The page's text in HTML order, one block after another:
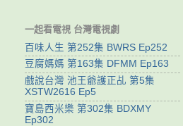
一起看電視 台灣電視劇
百味人生 第252集 BWRS Ep252
豆腐媽媽 第163集 DFMM Ep163
戲說台灣 池王爺護正乩 第5集
XSTW2616 Ep5
寶島西米樂 第302集 BDXMY
Ep302